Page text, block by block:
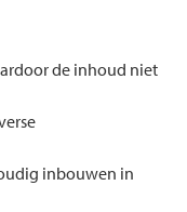
de inhoud niet
inbouwen in